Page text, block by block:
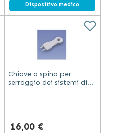
Dispositivo medico
Chiave a spina per
serraggio dei sistemi di
16,00 €